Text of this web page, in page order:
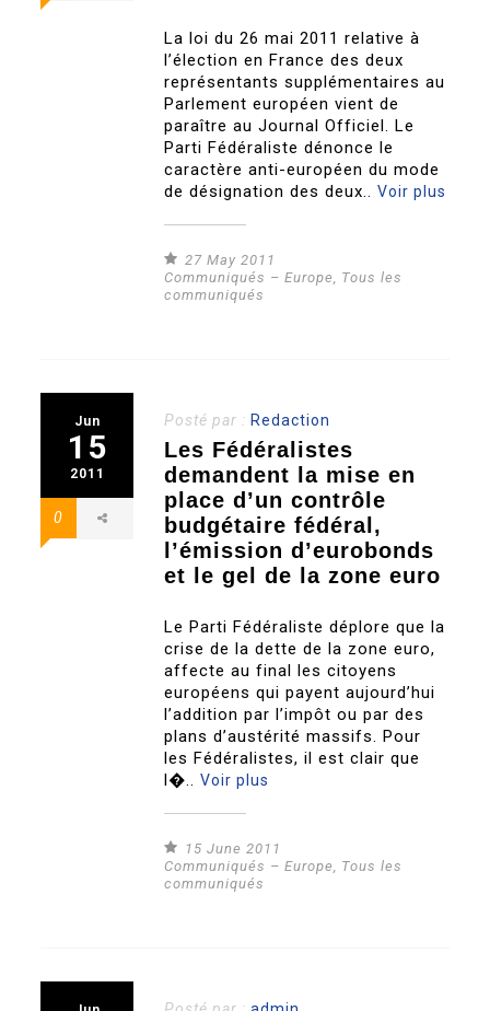
La loi du 26 mai 2011 relative à
l’élection en France des deux
représentants supplémentaires au
Parlement européen vient de
paraître au Journal Officiel. Le
Parti Fédéraliste dénonce le
caractère anti-européen du mode
de désignation des deux..Voir plus
27 May 2011
Communiqués – Europe, Tous les
communiqués
Jun
15
2011
0
Posté par : Redaction
Les Fédéralistes
demandent la mise en
place d’un contrôle
budgétaire fédéral,
l’émission d’eurobonds
et le gel de la zone euro
Le Parti Fédéraliste déplore que la
crise de la dette de la zone euro,
affecte au final les citoyens
européens qui payent aujourd’hui
l’addition par l’impôt ou par des
plans d’austérité massifs. Pour
les Fédéralistes, il est clair que
l�..Voir plus
15 June 2011
Communiqués – Europe, Tous les
communiqués